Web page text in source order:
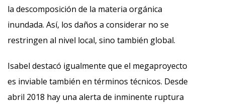
la descomposición de la materia orgánica
inundada. Así, los daños a considerar no se
restringen al nivel local, sino también global.
Isabel destacó igualmente que el megaproyecto
es inviable también en términos técnicos. Desde
abril 2018 hay una alerta de inminente ruptura